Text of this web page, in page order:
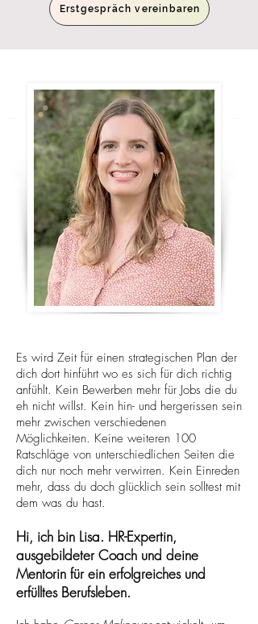
Erstgespräch vereinbaren
Es wird Zeit für einen strategischen Plan der
dich dort hinführt wo es sich für dich richtig
anfühlt. Kein Bewerben mehr für Jobs die du
eh nicht willst. Kein hin- und hergerissen sein
mehr zwischen verschiedenen
Möglichkeiten. Keine weiteren 100
Ratschläge von unterschiedlichen Seiten die
dich nur noch mehr verwirren. Kein Einreden
mehr, dass du doch glücklich sein solltest mit
dem was du hast.
Hi, ich bin Lisa. HR-Expertin,
ausgebildeter Coach und deine
Mentorin für ein erfolgreiches und
erfülltes Berufsleben.